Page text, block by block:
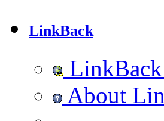
LinkBack
About